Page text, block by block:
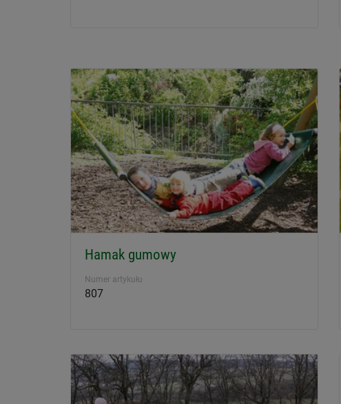
Hamak gumowy
Numer artykułu
807